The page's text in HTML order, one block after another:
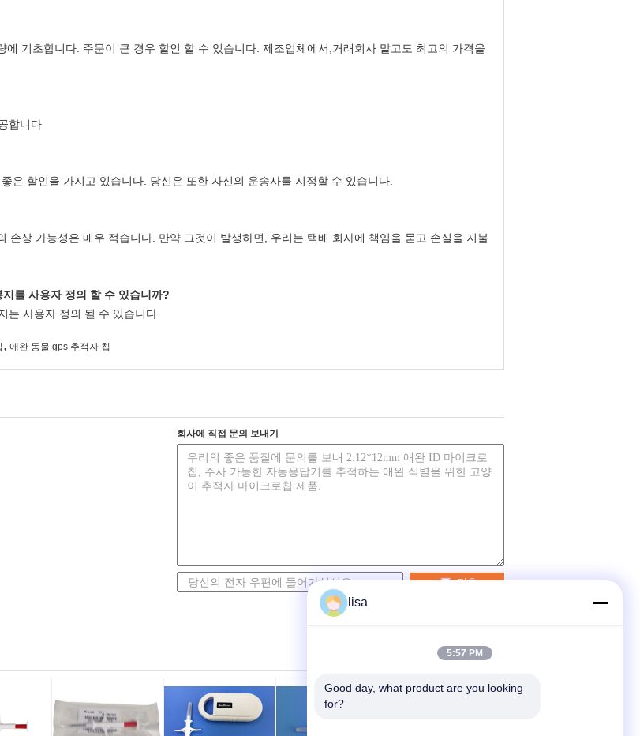
기초합니다. 주문이 큰 경우 할인 할 수 있습니다. 제조업체에서,거래회사 말고도 최고의 가격을
합니다
은 할인을 가지고 있습니다. 당신은 또한 자신의 운송사를 지정할 수 있습니다.
손상 가능성은 매우 적습니다. 만약 그것이 발생하면, 우리는 택배 회사에 책임을 묻고 손실을 지불
를 사용자 정의 할 수 있습니까?
는 사용자 정의 될 수 있습니다.
, 애완 동물 gps 추적자 칩
회사에 직접 문의 보내기
접촉
lisa
5:57 PM
Good day, what product are you looking
for?